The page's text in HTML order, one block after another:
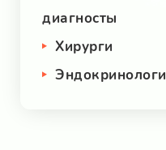
диагносты
Хирурги
Эндокринологи